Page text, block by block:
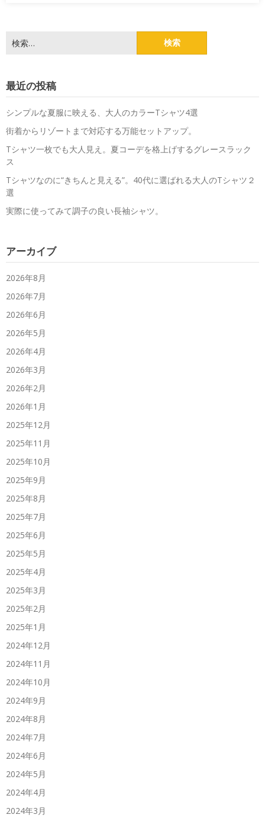
検
索:
最近の投稿
シンプルな夏服に映える、大人のカラーTシャツ4選
街着からリゾートまで対応する万能セットアップ。
Tシャツ一枚でも大人見え。夏コーデを格上げするグレースラック
ス
Tシャツなのに“きちんと見える”。40代に選ばれる大人のTシャツ２
選
実際に使ってみて調子の良い長袖シャツ。
アーカイブ
2026年8月
2026年7月
2026年6月
2026年5月
2026年4月
2026年3月
2026年2月
2026年1月
2025年12月
2025年11月
2025年10月
2025年9月
2025年8月
2025年7月
2025年6月
2025年5月
2025年4月
2025年3月
2025年2月
2025年1月
2024年12月
2024年11月
2024年10月
2024年9月
2024年8月
2024年7月
2024年6月
2024年5月
2024年4月
2024年3月